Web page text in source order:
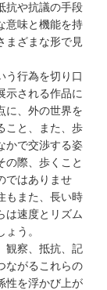
抗や抗議の手段
意味と機能を持
まざまな形で見
う行為を切り口
示される作品に
に、外の世界を
こと、また、歩
かで交渉する姿
の際、歩くこと
ではありませ
もまた、長い時
は速度とリズム
う。
観察、抵抗、記
ながるこれらの
性を浮かび上が